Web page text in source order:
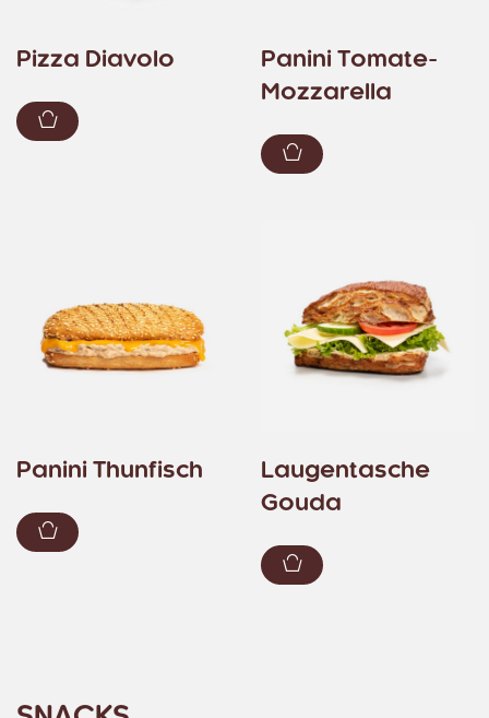
Pizza Diavolo
Zum Warenkorb hinzufügen
Panini Tomate-
Mozzarella
Zum Warenkorb
Panini Thunfisch
Zum Warenkorb hinzufügen
Laugentasche
Gouda
Zum Warenkorb